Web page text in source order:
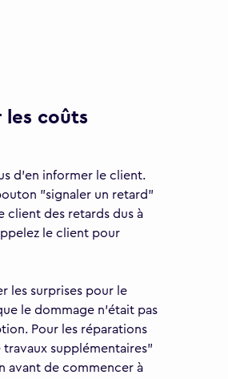
les coûts
d'en informer le client.
"signaler un retard"
client des retards dus à
le client pour
les surprises pour le
le dommage n'était pas
Pour les réparations
supplémentaires"
avant de commencer à